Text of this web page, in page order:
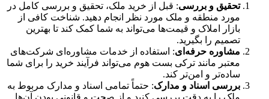
تحقیق و بررسی: قبل از خرید ملک، تحقیق و بررسی کامل در
مورد منطقه و ملک مورد نظر انجام دهید. شناخت کافی از
بازار املاک و قیمت‌ها می‌تواند به شما کمک کند تا بهترین
تصمیم را بگیرید.
مشاوره حرفه‌ای: استفاده از خدمات مشاوره‌ای شرکت‌های
معتبر مانند ترکی بست هوم می‌تواند فرآیند خرید را برای شما
ساده‌تر و امن‌تر کند.
بررسی اسناد و مدارک: حتماً تمامی اسناد و مدارک مربوط به
ملک را به دقت بررسی کنید و از صحت و قانونی بودن آن‌ها